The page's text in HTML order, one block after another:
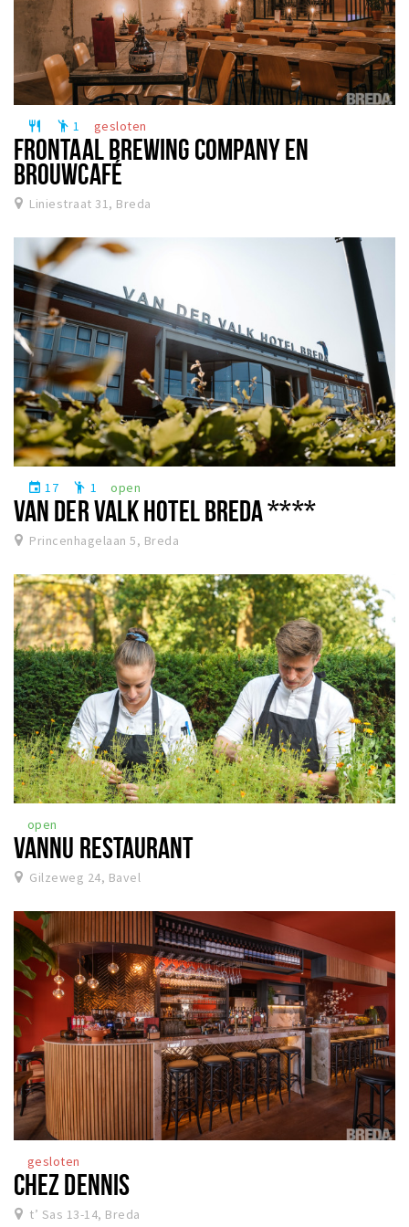
restaurant emoji_people 1 gesloten
FRONTAAL BREWING COMPANY EN
BROUWCAFÉ
Liniestraat 31, Breda
event 17 emoji_people 1 open
VAN DER VALK HOTEL BREDA ****
Princenhagelaan 5, Breda
open
VANNU RESTAURANT
Gilzeweg 24, Bavel
gesloten
CHEZ DENNIS
t’ Sas 13-14, Breda